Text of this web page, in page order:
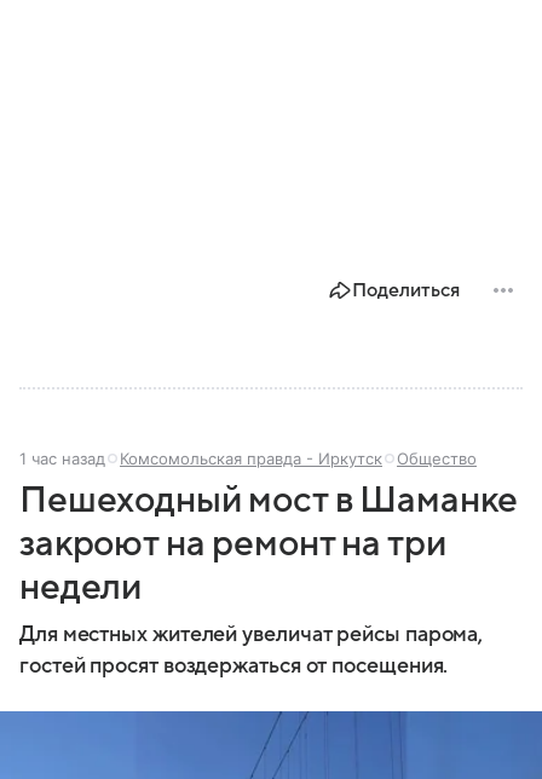
Поделиться
1 час назад Комсомольская правда - Иркутск Общество
Пешеходный мост в Шаманке
закроют на ремонт на три
недели
Для местных жителей увеличат рейсы парома,
гостей просят воздержаться от посещения.